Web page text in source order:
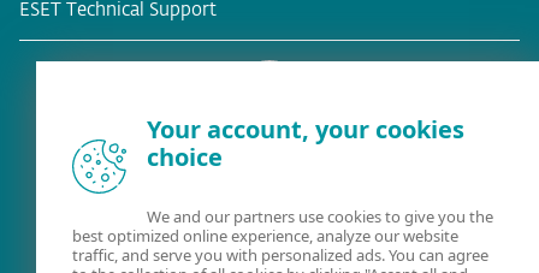
ESET Technical Support
Съществуващ клиент?
Your account, your cookies
choice
We and our partners use cookies to give you the
best optimized online experience, analyze our website
traffic, and serve you with personalized ads. You can agree